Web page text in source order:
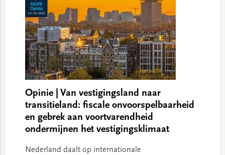
Opinie | Van vestigingsland naar
transitieland: fiscale onvoorspelbaarheid
en gebrek aan voortvarendheid
ondermijnen het vestigingsklimaat
Nederland daalt op internationale